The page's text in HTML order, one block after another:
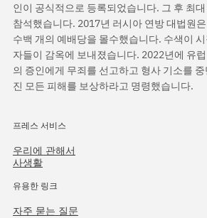
인이 공식적으로 등록되었습니다. 그 후 최
참석했습니다. 2017년 러시아 연방 대법원
수백 개의 예배당을 몰수했습니다. 수색이
자들이 감옥에 보내졌습니다. 2022년에 유
의 증인에게 무죄를 선고하고 형사 기소를
진 모든 피해를 보상하라고 명령했습니다.
프레스 서비스
우리에 관해서
사생활
유용한 링크
자주 묻는 질문